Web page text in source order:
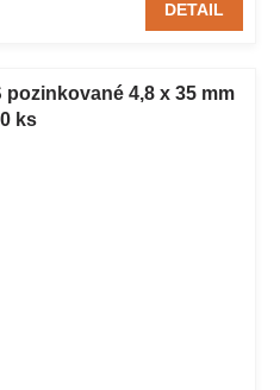
DETAIL
4,8 x 35 mm
ks